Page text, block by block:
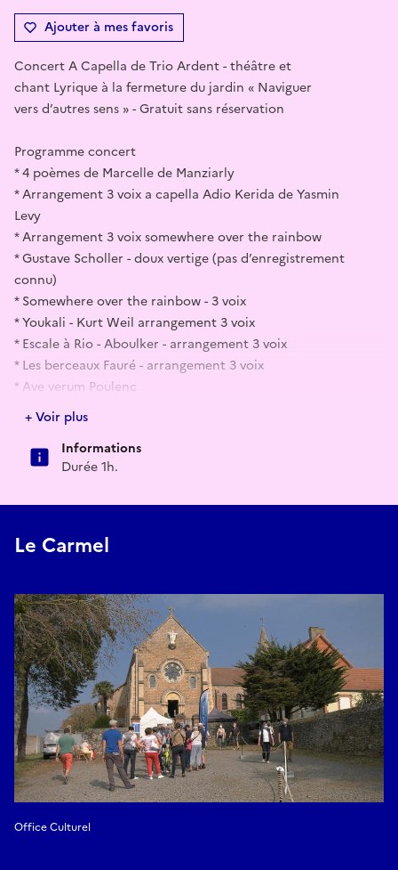
Ajouter à mes favoris
Concert A Capella de Trio Ardent - théâtre et
chant Lyrique à la fermeture du jardin « Naviguer
vers d’autres sens » - Gratuit sans réservation
Programme concert
* 4 poèmes de Marcelle de Manziarly
* Arrangement 3 voix a capella Adio Kerida de Yasmin
Levy
* Arrangement 3 voix somewhere over the rainbow
* Gustave Scholler - doux vertige (pas d’enregistrement
connu)
* Somewhere over the rainbow - 3 voix
* Youkali - Kurt Weil arrangement 3 voix
* Escale à Rio - Aboulker - arrangement 3 voix
* Les berceaux Fauré - arrangement 3 voix
* Ave verum Poulenc
* Trio Mendelssohn
* Tristesse Saint Saëns - solo soprano
* La chanson d’Azur et Azmar
+ Voir plus
Informations
Durée 1h.
Le Carmel
Office Culturel